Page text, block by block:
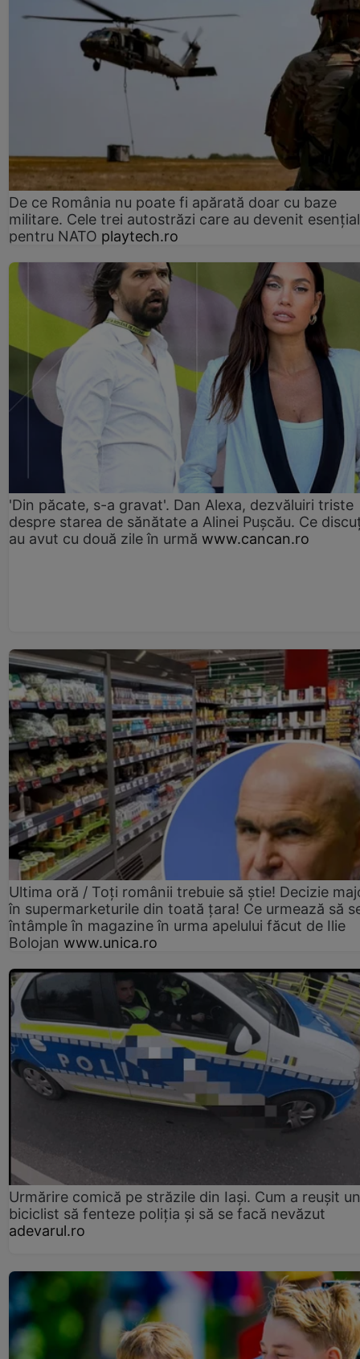
De ce România nu poate fi apărată doar cu baze
militare. Cele trei autostrăzi care au devenit
pentru NATO playtech.ro
'Din păcate, s-a gravat'. Dan Alexa, dezvăluiri triste
despre starea de sănătate a Alinei Pușcău. Ce
au avut cu două zile în urmă www.cancan.ro
Ultima oră / Toți românii trebuie să știe! Decizie
în supermarketurile din toată țara! Ce urmează să
întâmple în magazine în urma apelului făcut de Ilie
Bolojan www.unica.ro
Urmărire comică pe străzile din Iași. Cum a reușit un
biciclist să fenteze poliția și să se facă nevăzut
adevarul.ro